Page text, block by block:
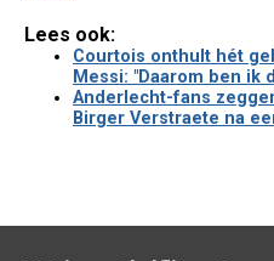
Lees ook:
Courtois onthult hét
Messi: "Daarom ben ik
Anderlecht-fans
Birger Verstraete na